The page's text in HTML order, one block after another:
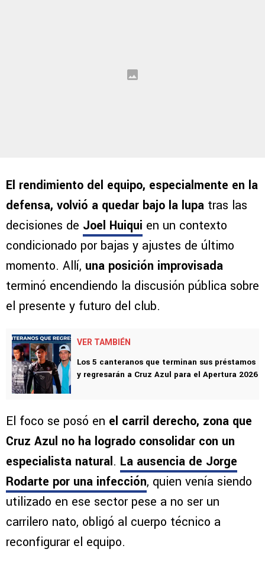
El rendimiento del equipo, especialmente en la
defensa, volvió a quedar bajo la lupa tras las
decisiones de Joel Huiqui en un contexto
condicionado por bajas y ajustes de último
momento. Allí, una posición improvisada
terminó encendiendo la discusión pública sobre
el presente y futuro del club.
VER TAMBIÉN
Los 5 canteranos que terminan sus préstamos
y regresarán a Cruz Azul para el Apertura 2026
El foco se posó en el carril derecho, zona que
Cruz Azul no ha logrado consolidar con un
especialista natural. La ausencia de Jorge
Rodarte por una infección, quien venía siendo
utilizado en ese sector pese a no ser un
carrilero nato, obligó al cuerpo técnico a
reconfigurar el equipo.